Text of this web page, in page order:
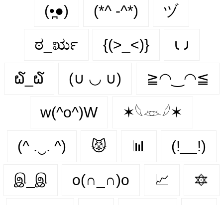
(•̪●) (*^ -^*) ヅ
ಠ_ರೃ {(>_<)} 𐑧 𐑨
໖_໖ (∪ ◡ ∪) ≧◠‿◠≦
w(^o^)W ✶𓆩𓁺𓆪✶
(^ .‿. ^) 😾 📊 (!__!)
இ_இ o(∩_∩)o 📈 🔯